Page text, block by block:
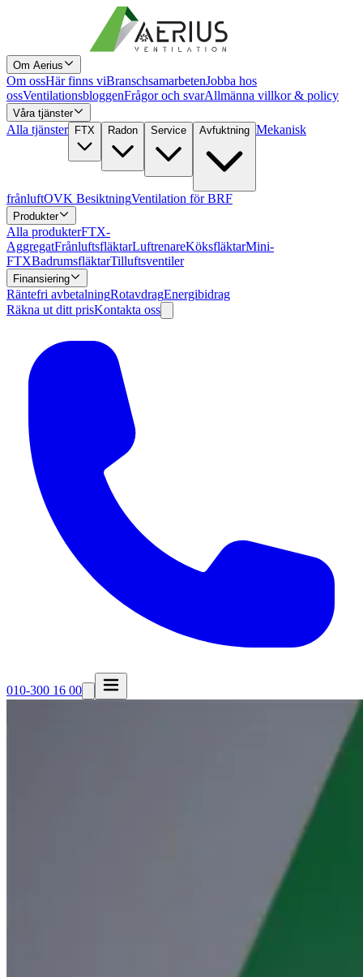
Om Aerius
Om ossHär finns viBranschsamarbetenJobba hos
ossVentilationsbloggenFrågor och svarAllmänna villkor & policy
Våra tjänster
Alla tjänster FTX Radon Service Avfuktning Mekanisk
frånluftOVK BesiktningVentilation för BRF
Produkter
Alla produkterFTX-
AggregatFrånluftsfläktarLuftrenareKöksfläktarMini-
FTXBadrumsfläktarTilluftsventiler
Finansiering
Räntefri avbetalningRotavdragEnergibidrag
Räkna ut ditt prisKontakta oss
010-300 16 00